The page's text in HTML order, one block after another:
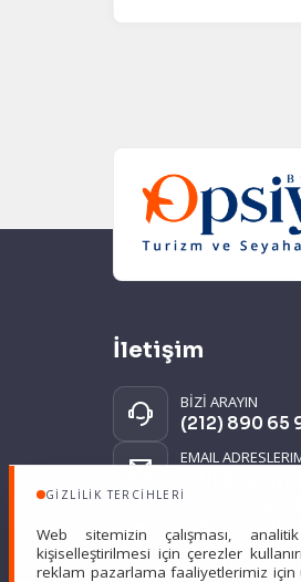
GIZLILIK TERCIHLERI
Web sitemizin çalışması,
kişiselleştirilmesi için çerezler
reklam pazarlama faaliyetlerimiz için
İletişim
BİZİ ARAYIN
(212) 890 65
EMAIL
MİTHATPAŞA
DİSPANSER
KEMERBURGAZ